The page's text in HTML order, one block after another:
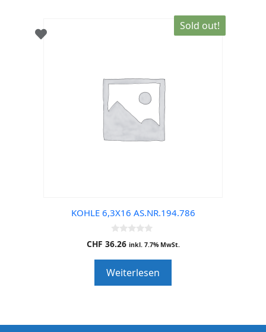
Sold out!
KOHLE 6,3X16 AS.NR.194.786
0
o
o
f
5
CHF 36.26 inkl. 7.7% MwSt.
Weiterlesen